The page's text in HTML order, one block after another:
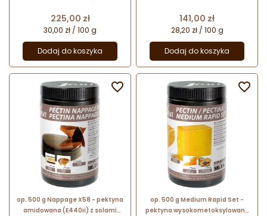
nr. kat. 48682 Sosa Ingredients
Cena
225,00 zł
30,00 zł / 100 g
Dodaj do koszyka
48654 Sosa Ingredients
Cena
141,00 zł
28,20 zł / 100 g
Dodaj do koszyka
op. 500 g Nappage X58 - pektyna
amidowana (E440ii) z solami

op. 500 g Medium Rapid Set -
pektyna wysokometoksylowana
